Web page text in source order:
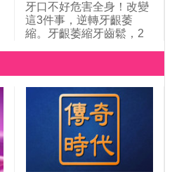
牙口不好危害全身！改變
這3件事，逆轉牙齦萎
縮。牙齦萎縮牙齒鬆，2
倍。公開1牙粉配方，除
口臭救牙根。椰子油漱口
法，抗菌固牙齦｜胡乃文
開講Dr.HU_310